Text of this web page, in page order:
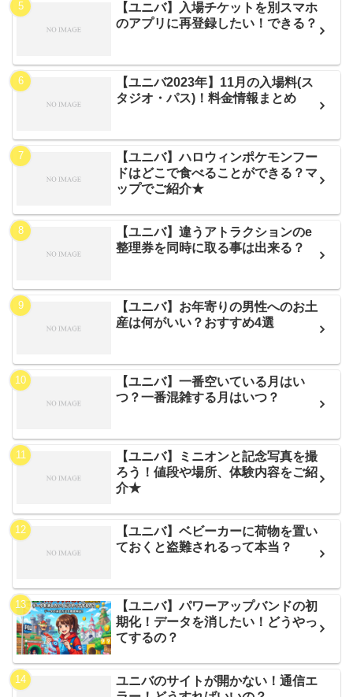
【ユニバ】入場チケットを別スマホ
のアプリに再登録したい！できる？
【ユニバ2023年】11月の入場料(ス
タジオ・パス)！料金情報まとめ
【ユニバ】ハロウィンポケモンフー
ドはどこで食べることができる？マ
ップでご紹介★
【ユニバ】違うアトラクションのe
整理券を同時に取る事は出来る？
【ユニバ】お年寄りの男性へのお土
産は何がいい？おすすめ4選
【ユニバ】一番空いている月はい
つ？一番混雑する月はいつ？
【ユニバ】ミニオンと記念写真を撮
ろう！値段や場所、体験内容をご紹
介★
【ユニバ】ベビーカーに荷物を置い
ておくと盗難されるって本当？
【ユニバ】パワーアップバンドの初
期化！データを消したい！どうやっ
てするの？
ユニバのサイトが開かない！通信エ